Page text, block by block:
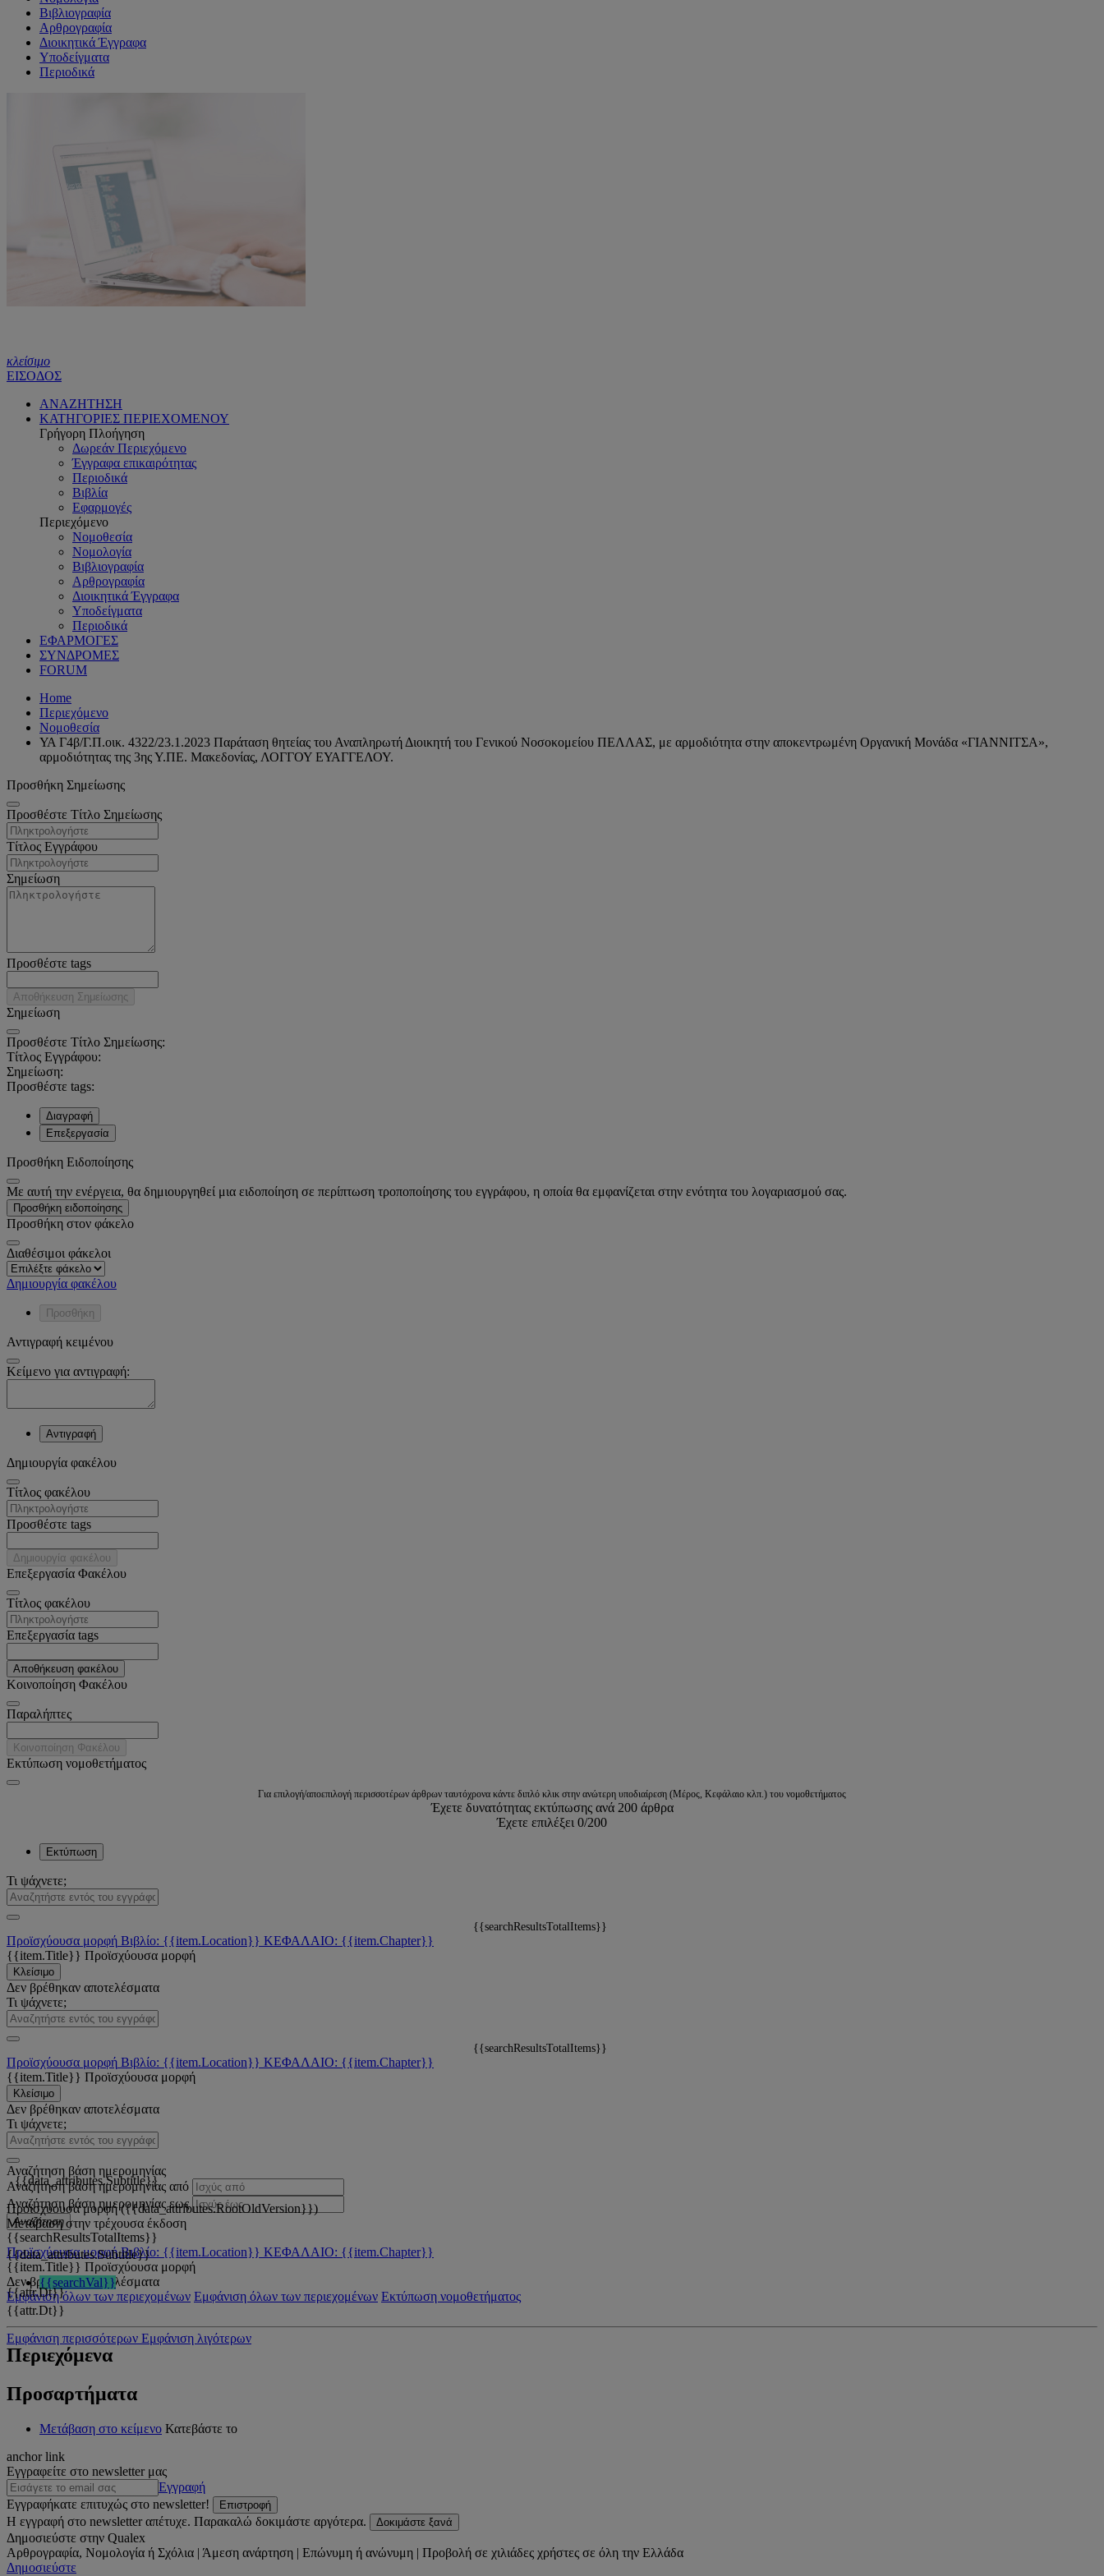
Βιβλιογραφία
Αρθρογραφία
Διοικητικά Έγγραφα
Υποδείγματα
Περιοδικά
κλείσιμο
ΕΙΣΟΔΟΣ
ΑΝΑΖΗΤΗΣΗ
ΚΑΤΗΓΟΡΙΕΣ ΠΕΡΙΕΧΟΜΕΝΟΥ
Γρήγορη Πλοήγηση
Δωρεάν Περιεχόμενο
Έγγραφα επικαιρότητας
Περιοδικά
Βιβλία
Εφαρμογές
Περιεχόμενο
Νομοθεσία
Νομολογία
Βιβλιογραφία
Αρθρογραφία
Διοικητικά Έγγραφα
Υποδείγματα
Περιοδικά
ΕΦΑΡΜΟΓΕΣ
ΣΥΝΔΡΟΜΕΣ
FORUM
Home
Περιεχόμενο
Νομοθεσία
ΥΑ Γ4β/Γ.Π.οικ. 4322/23.1.2023 Παράταση θητείας του Αναπληρωτή Διοικητή του Γενικού Νοσοκομείου ΠΕΛΛΑΣ, με αρμοδιότητα στην αποκεντρωμένη Οργανική Μονάδα «ΓΙΑΝΝΙΤΣΑ»,
αρμοδιότητας της 3ης Υ.ΠΕ. Μακεδονίας, ΛΟΓΓΟΥ ΕΥΑΓΓΕΛΟΥ.
Προσθήκη Σημείωσης
Προσθέστε Τίτλο Σημείωσης
Τίτλος Εγγράφου
Σημείωση
Προσθέστε tags
Αποθήκευση Σημείωσης
Σημείωση
Προσθέστε Τίτλο Σημείωσης:
Τίτλος Εγγράφου:
Σημείωση:
Προσθέστε tags:
Διαγραφή
Επεξεργασία
Προσθήκη Ειδοποίησης
Με αυτή την ενέργεια, θα δημιουργηθεί μια ειδοποίηση σε περίπτωση τροποποίησης του εγγράφου, η οποία θα εμφανίζεται στην ενότητα του λογαριασμού σας.
Προσθήκη ειδοποίησης
Προσθήκη στον φάκελο
Διαθέσιμοι φάκελοι
Δημιουργία φακέλου
Προσθήκη
Αντιγραφή κειμένου
Κείμενο για αντιγραφή:
Αντιγραφή
Δημιουργία φακέλου
Tίτλος φακέλου
Προσθέστε tags
Δημιουργία φακέλου
Επεξεργασία Φακέλου
Tίτλος φακέλου
Επεξεργασία tags
Αποθήκευση φακέλου
Κοινοποίηση Φακέλου
Παραλήπτες
Κοινοποίηση Φακέλου
Εκτύπωση νομοθετήματος
Για επιλογή/αποεπιλογή περισσοτέρων άρθρων ταυτόχρονα κάντε διπλό κλικ στην ανώτερη υποδιαίρεση (Μέρος, Κεφάλαιο κλπ.) του νομοθετήματος
Έχετε δυνατότητας εκτύπωσης ανά 200 άρθρα
Έχετε επιλέξει 0/200
Εκτύπωση
Τι ψάχνετε;
{{searchResultsTotalItems}}
Προϊσχύουσα μορφή Βιβλίο: {{item.Location}} ΚΕΦΑΛΑΙΟ: {{item.Chapter}}
{{item.Title}} Προϊσχύουσα μορφή
Κλείσιμο
Δεν βρέθηκαν αποτελέσματα
Τι ψάχνετε;
{{searchResultsTotalItems}}
Προϊσχύουσα μορφή Βιβλίο: {{item.Location}} ΚΕΦΑΛΑΙΟ: {{item.Chapter}}
{{item.Title}} Προϊσχύουσα μορφή
Κλείσιμο
Δεν βρέθηκαν αποτελέσματα
Τι ψάχνετε;
Αναζήτηση βάση ημερομηνίας
Αναζήτηση βάση ημερομηνίας από
Αναζήτηση βάση ημερομηνίας εως
Αναζήτηση
{{searchResultsTotalItems}}
Προϊσχύουσα μορφή Βιβλίο: {{item.Location}} ΚΕΦΑΛΑΙΟ: {{item.Chapter}}
{{item.Title}} Προϊσχύουσα μορφή
Δεν βρέθηκαν αποτελέσματα
Εμφάνιση όλων των περιεχομένων Εμφάνιση όλων των περιεχομένων Εκτύπωση νομοθετήματος
{{data_attributes.Subtitle}}
Προϊσχύουσα μορφή ({{data_attributes.RootOldVersion}})
Μετάβαση στην τρέχουσα έκδοση
{{data_attributes.Subtitle}}
{{searchVal}}
{{attr.Dt}}
Εμφάνιση περισσότερων Εμφάνιση λιγότερων
{{attr.Dt}}
Περιεχόμενα
Προσαρτήματα
Μετάβαση στο κείμενο Κατεβάστε το
anchor link
Εγγραφείτε στο newsletter μας
Εγγραφή
Εγγραφήκατε επιτυχώς στο newsletter!
Επιστροφή
Η εγγραφή στο newsletter απέτυχε. Παρακαλώ δοκιμάστε αργότερα. Δοκιμάστε ξανά
Δημοσιεύστε στην Qualex
Αρθρογραφία, Νομολογία ή Σχόλια | Άμεση ανάρτηση | Επώνυμη ή ανώνυμη | Προβολή σε χιλιάδες χρήστες σε όλη την Ελλάδα
Δημοσιεύστε